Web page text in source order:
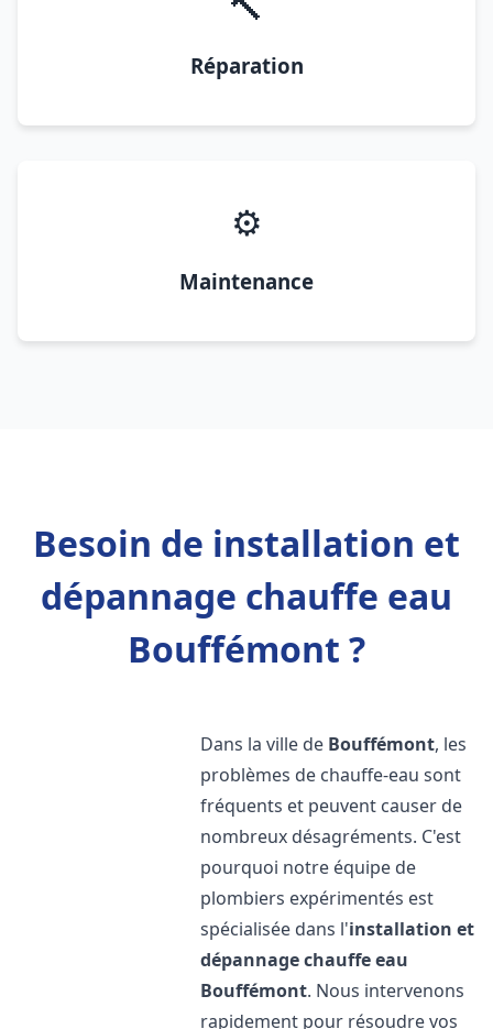
Réparation
⚙️
Maintenance
Besoin de installation et
dépannage chauffe eau
Bouffémont ?
Dans la ville de Bouffémont, les
problèmes de chauffe-eau sont
fréquents et peuvent causer de
nombreux désagréments. C'est
pourquoi notre équipe de
plombiers expérimentés est
spécialisée dans l'installation et
dépannage chauffe eau
Bouffémont. Nous intervenons
rapidement pour résoudre vos